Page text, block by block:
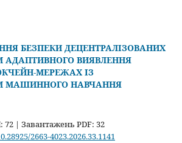
БЕЗПЕКИ ДЕЦЕНТРАЛІЗОВАНИХ
ВИЯВЛЕННЯ
МЕРЕЖАХ ІЗ
МАШИННОГО НАВЧАННЯ
72 | Завантажень PDF: 32
2663-4023.2026.33.1141